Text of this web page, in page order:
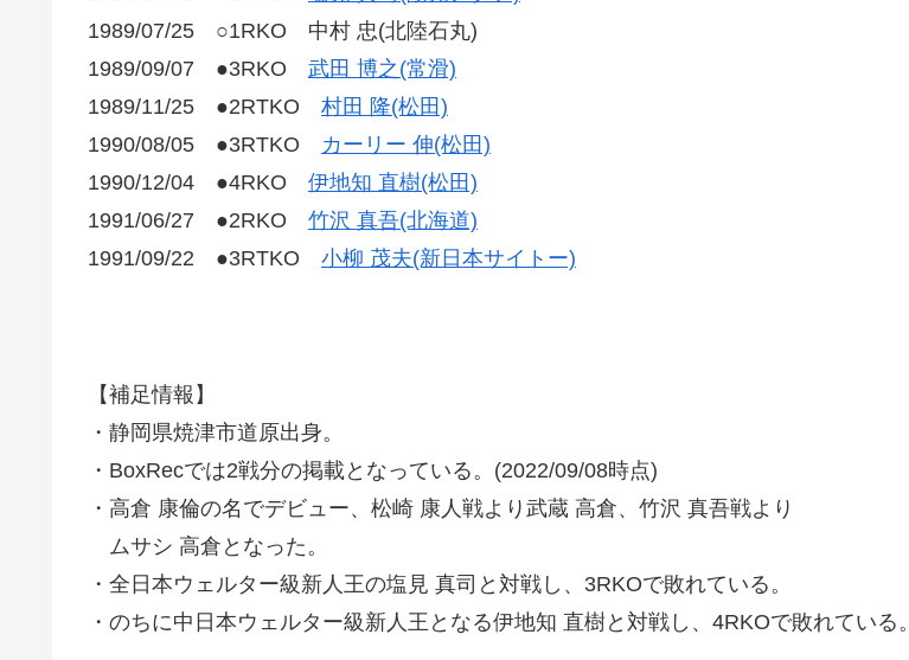
1989/07/25 ○1RKO 中村 忠(北陸石丸)
1989/09/07 ●3RKO 武田 博之(常滑)
1989/11/25 ●2RTKO 村田 隆(松田)
1990/08/05 ●3RTKO カーリー 伸(松田)
1990/12/04 ●4RKO 伊地知 直樹(松田)
1991/06/27 ●2RKO 竹沢 真吾(北海道)
1991/09/22 ●3RTKO 小柳 茂夫(新日本サイトー)
【補足情報】
・静岡県焼津市道原出身。
・BoxRecでは2戦分の掲載となっている。(2022/09/08時点)
・高倉 康倫の名でデビュー、松崎 康人戦より武蔵 高倉、竹沢 真吾戦より
ムサシ 高倉となった。
・全日本ウェルター級新人王の塩見 真司と対戦し、3RKOで敗れている。
・のちに中日本ウェルター級新人王となる伊地知 直樹と対戦し、4RKOで敗れている。